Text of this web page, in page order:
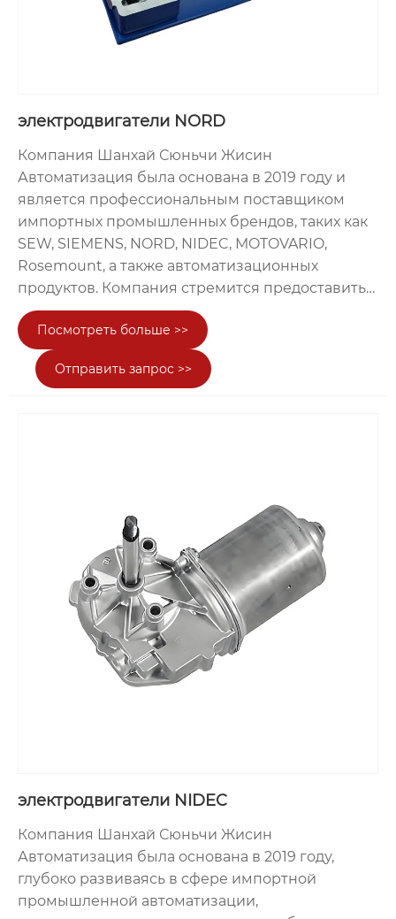
энергетическим оборудованием для
реализации интеллектуального и
электродвигатели NORD
Компания Шанхай Сюньчи Жисин
Автоматизация была основана в 2019 году и
является профессиональным поставщиком
импортных промышленных брендов, таких как
SEW, SIEMENS, NORD, NIDEC, MOTOVARIO,
Rosemount, а также автоматизационных
продуктов. Компания стремится предоставить
клиентам из отраслей интеллектуального
производства, шахтерства и металлургии,
портовой логистики, строительной техники и
других сфер высококачественные комплексные
известного немецкого гиганта трансмиссии, с
ключевыми характеристиками: конструкция
UNICASE цельного формования, сверхвысокая
энергоэффективность IE5+, коррозионная
устойчивость и долговечность, стабильная
поставка. Продукты имеют полный ассортимент
и широкие сценарии адаптации, и благодаря
профессиональному обслуживанию компании,
стали ключевым энергетическим
Посмотреть больше >>
Отправить запрос >>
электродвигатели NIDEC
Компания Шанхай Сюньчи Жисин
Автоматизация была основана в 2019 году,
глубоко развиваясь в сфере импортной
промышленной автоматизации,